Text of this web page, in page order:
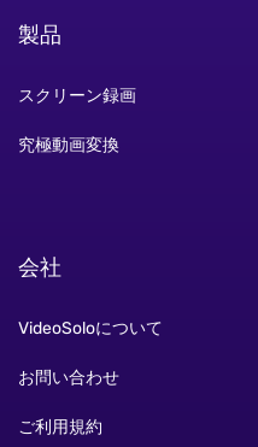
製品
スクリーン録画
究極動画変換
会社
VideoSoloについて
お問い合わせ
ご利用規約